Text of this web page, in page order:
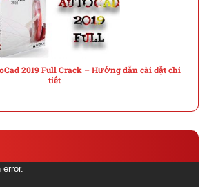
2019 Full Crack – Hướng dẫn cài đặt chi
tiết
error.